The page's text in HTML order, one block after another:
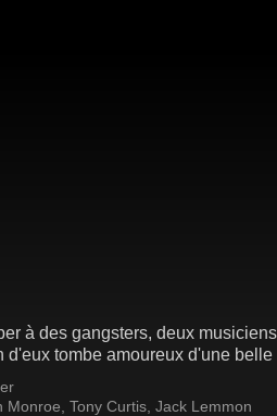
à des gangsters, deux
d'eux tombe amoureux d'une belle
Monroe Tony Curtis Jack Lemmon